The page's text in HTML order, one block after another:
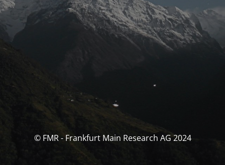
© FMR - Frankfurt Main Research AG 2024